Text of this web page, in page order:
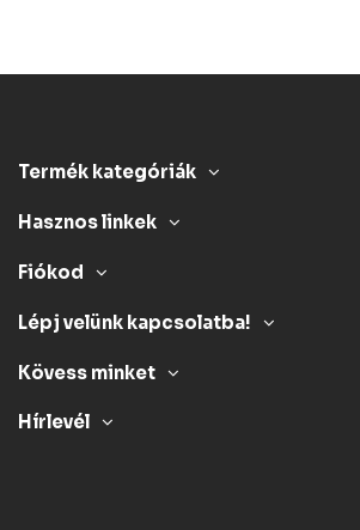
Termék kategóriák
Hasznos linkek
Fiókod
Lépj velünk kapcsolatba!
Kövess minket
Hírlevél